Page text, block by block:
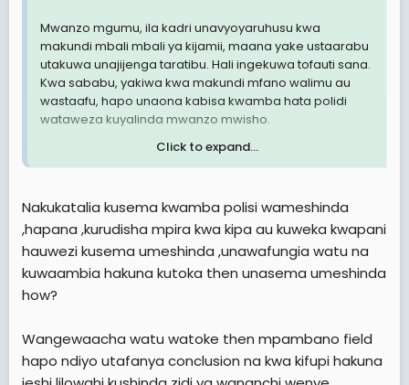
Mwanzo mgumu, ila kadri unavyoyaruhusu kwa
makundi mbali mbali ya kijamii, maana yake ustaarabu
utakuwa unajijenga taratibu. Hali ingekuwa tofauti sana.
Kwa sababu, yakiwa kwa makundi mfano walimu au
wastaafu, hapo unaona kabisa kwamba hata polidi
wataweza kuyalinda mwanzo mwisho.
Style ya kuyazuia kabisa ndo kosa kubwa lililofanywa na
Naona watu wanafurahia kwamba leo polisi
wameshinda kuwadhibiti waandamanaji, ila miaka 5
hadi 10 ijayo, hata ukiwa na polisi laki 5 hawataweza
kuwadhibiti vijana milioni 70 wenye jazba, madukuduku
na hasira ya kunyimwa haki ya kuandamana.
Click to expand...
Nakukatalia kusema kwamba polisi wameshinda
,hapana ,kurudisha mpira kwa kipa au kuweka kwapani
hauwezi kusema umeshinda ,unawafungia watu na
kuwaambia hakuna kutoka then unasema umeshinda
how?
Wangewaacha watu watoke then mpambano field
hapo ndiyo utafanya conclusion na kwa kifupi hakuna